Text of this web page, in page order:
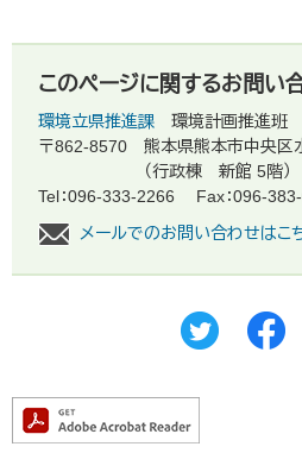
このページに関するお問い
環境立県推進課
環境計画推進班
〒862-8570
熊本県熊本市中央区
（行政棟 新館 5階）
Tel：096-333-2266
Fax：096-
メールでのお問い合わせはこ